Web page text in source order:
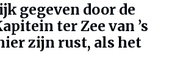
gegeven door de
ter Zee van ’s
zijn rust, als het